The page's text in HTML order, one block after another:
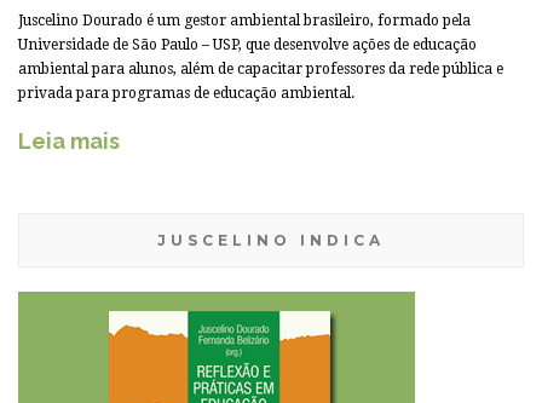
Juscelino Dourado é um gestor ambiental brasileiro, formado pela
Universidade de São Paulo – USP, que desenvolve ações de educação
ambiental para alunos, além de capacitar professores da rede pública e
privada para programas de educação ambiental.
Leia mais
JUSCELINO INDICA